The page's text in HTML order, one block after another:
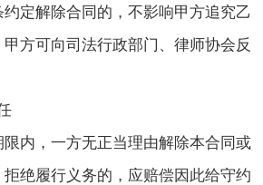
约定解除合同的，不影响甲方追究乙
方可向司法行政部门、律师协会反
内，一方无正当理由解除本合同或
绝履行义务的，应赔偿因此给守约